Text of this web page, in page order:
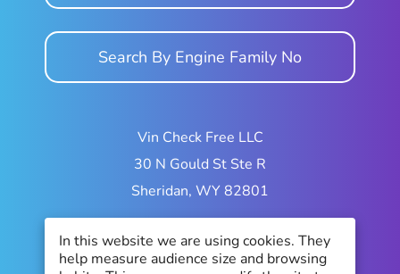
In this website we are using cookies. They
help measure audience size and browsing
Search By Engine Family No
Vin Check Free LLC
30 N Gould St Ste R
Sheridan, WY 82801